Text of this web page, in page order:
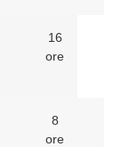
16
ore
8
ore